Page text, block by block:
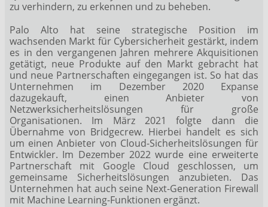
zu verhindern, zu erkennen und zu beheben.
Palo Alto hat seine strategische Position im
wachsenden Markt für Cybersicherheit gestärkt, indem
es in den vergangenen Jahren mehrere Akquisitionen
getätigt, neue Produkte auf den Markt gebracht hat
und neue Partnerschaften eingegangen ist. So hat das
Unternehmen im Dezember 2020 Expanse
dazugekauft, einen Anbieter von
Netzwerksicherheitslösungen für große
Organisationen. Im März 2021 folgte dann die
Übernahme von Bridgecrew. Hierbei handelt es sich
um einen Anbieter von Cloud-Sicherheitslösungen für
Entwickler. Im Dezember 2022 wurde eine erweiterte
Partnerschaft mit Google Cloud geschlossen, um
gemeinsame Sicherheitslösungen anzubieten. Das
Unternehmen hat auch seine Next-Generation Firewall
mit Machine Learning-Funktionen ergänzt.